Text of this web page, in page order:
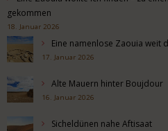
gekommen
18. Januar 2026
Eine namenlose Zaouia weit
17. Januar 2026
Alte Mauern hinter Boujdour
16. Januar 2026
Sicheldünen nahe Aftisaat